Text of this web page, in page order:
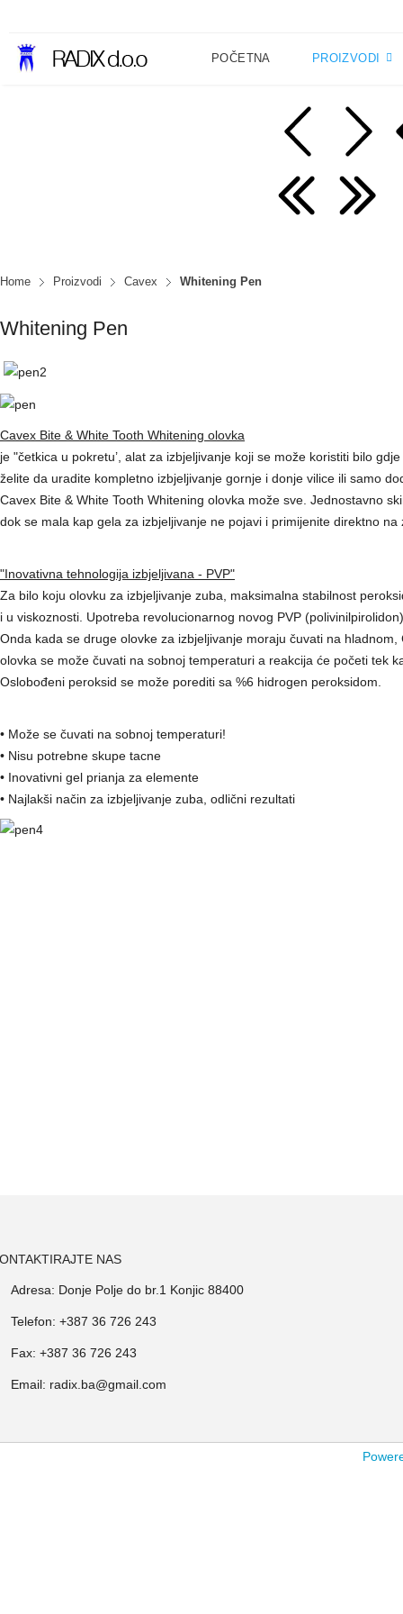
POČETNA PROIZVODI
Home Proizvodi Cavex Whitening Pen
Whitening Pen
Cavex Bite & White Tooth Whitening olovka
je "četkica u pokretu’, alat za izbjeljivanje koji se može koristiti bilo
želite da uradite kompletno izbjeljivanje gornje i donje vilice ili samo
Cavex Bite & White Tooth Whitening olovka može sve. Jednostavno
dok se mala kap gela za izbjeljivanje ne pojavi i primijenite direktno
"Inovativna tehnologija izbjeljivana - PVP"
Za bilo koju olovku za izbjeljivanje zuba, maksimalna stabilnost
i u viskoznosti. Upotreba revolucionarnog novog PVP
Onda kada se druge olovke za izbjeljivanje moraju čuvati na hladnom,
olovka se može čuvati na sobnoj temperaturi a reakcija će početi tek
Oslobođeni peroksid se može porediti sa %6 hidrogen peroksidom.
• Može se čuvati na sobnoj temperaturi!
• Nisu potrebne skupe tacne
• Inovativni gel prianja za elemente
• Najlakši način za izbjeljivanje zuba, odlični rezultati
NAS
Adresa: Donje Polje do br.1 Konjic 88400
Telefon: +387 36 726 243
Fax: +387 36 726 243
Email: radix.ba@gmail.com